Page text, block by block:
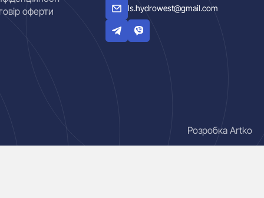
оферти
ls.hydrowest@gmail.com
Розробка Artko